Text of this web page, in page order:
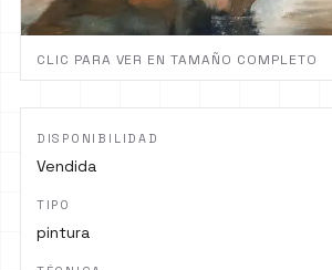
CLIC PARA VER EN TAMAÑO COMPLETO
DISPONIBILIDAD
Vendida
TIPO
pintura